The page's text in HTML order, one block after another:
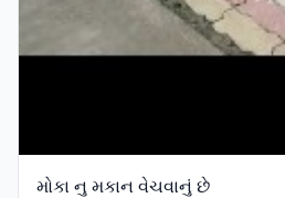
મોકા નુ મકાન વેચવાનું છે